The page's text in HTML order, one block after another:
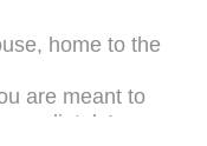
home to the
are meant to